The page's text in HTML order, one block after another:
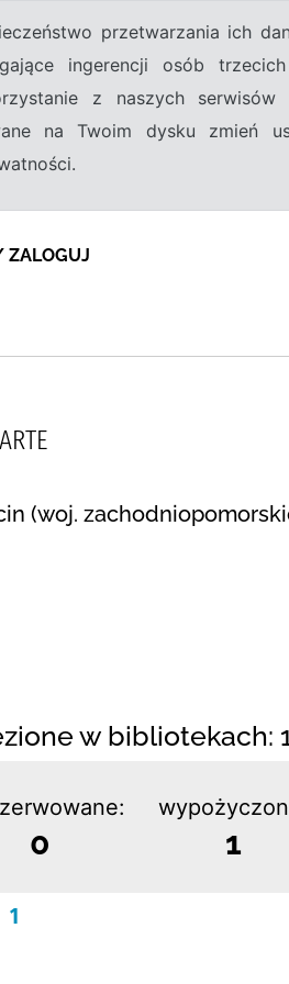
przetwarzania ich
ingerencji osób
z naszych
na Twoim dysku zmień
ZALOGUJ
(woj.
w bibliotekach:
0 1
1